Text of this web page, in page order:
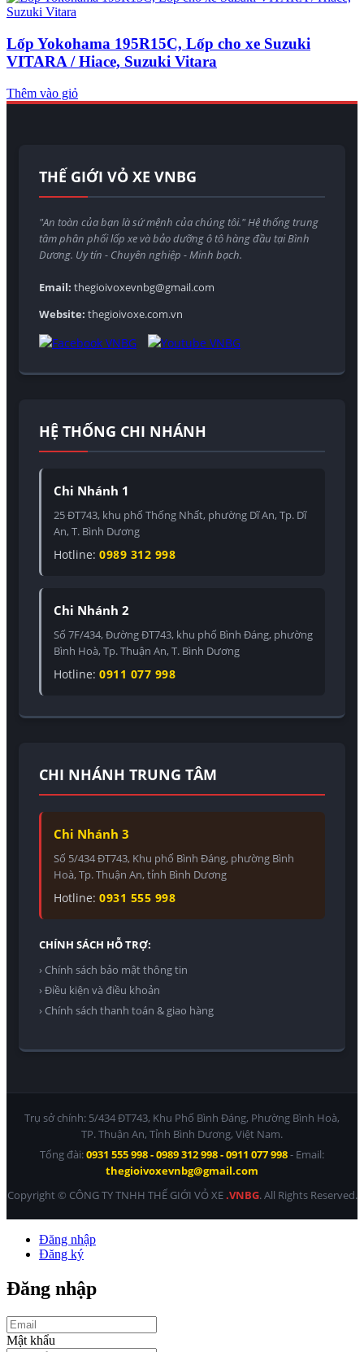
Lốp Yokohama 195R15C, Lốp cho xe Suzuki
VITARA / Hiace, Suzuki Vitara
Thêm vào giỏ
THẾ GIỚI VỎ XE VNBG
"An toàn của bạn là sứ mệnh của chúng tôi." Hệ thống trung
tâm phân phối lốp xe và bảo dưỡng ô tô hàng đầu tại Bình
Dương. Uy tín - Chuyên nghiệp - Minh bạch.
Email: thegioivoxevnbg@gmail.com
Website: thegioivoxe.com.vn
HỆ THỐNG CHI NHÁNH
Chi Nhánh 1
25 ĐT743, khu phố Thống Nhất, phường Dĩ An, Tp. Dĩ
An, T. Bình Dương
Hotline: 0989 312 998
Chi Nhánh 2
Số 7F/434, Đường ĐT743, khu phố Bình Đáng, phường
Bình Hoà, Tp. Thuận An, T. Bình Dương
Hotline: 0911 077 998
CHI NHÁNH TRUNG TÂM
Chi Nhánh 3
Số 5/434 ĐT743, Khu phố Bình Đáng, phường Bình
Hoà, Tp. Thuận An, tỉnh Bình Dương
Hotline: 0931 555 998
CHÍNH SÁCH HỖ TRỢ:
› Chính sách bảo mật thông tin
› Điều kiện và điều khoản
› Chính sách thanh toán & giao hàng
Trụ sở chính: 5/434 ĐT743, Khu Phố Bình Đáng, Phường Bình Hoà,
TP. Thuận An, Tỉnh Bình Dương, Việt Nam.
Tổng đài:0931 555 998 - 0989 312 998 - 0911 077 998- Email:
thegioivoxevnbg@gmail.com
Copyright © CÔNG TY TNHH THẾ GIỚI VỎ XE.VNBG. All Rights Reserved.
Đăng nhập
Đăng ký
Đăng nhập
Mật khẩu